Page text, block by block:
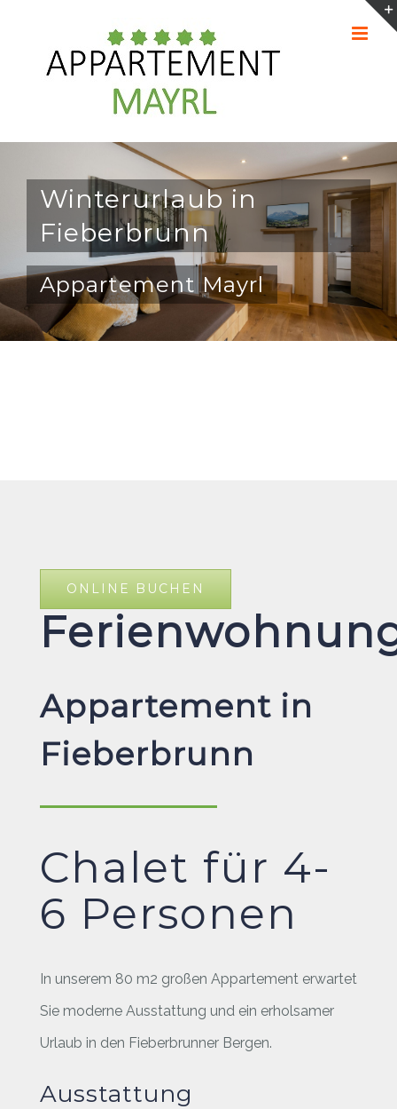
springen
Winterurlaub in
Fieberbrunn
Appartement Mayrl
ONLINE BUCHEN
Appartement in
Fieberbrunn
Chalet für 4-
6 Personen
In unserem 80 m2 großen Appartement erwartet
Sie moderne Ausstattung und ein erholsamer
Urlaub in den Fieberbrunner Bergen.
Ausstattung